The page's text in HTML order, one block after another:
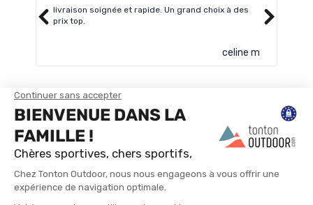
livraison soignée et rapide. Un grand choix à des
prix top.
celine m
TROUVER UN MAGASIN